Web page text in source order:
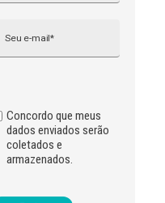
Concordo que meus
dados enviados serão
coletados e
armazenados.